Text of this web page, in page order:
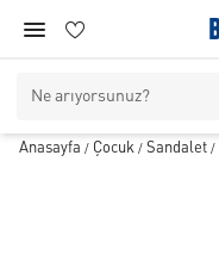
Anasayfa / Çocuk / Sandalet /